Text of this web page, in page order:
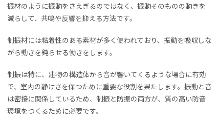
振材のように振動をさえぎるのではなく、振動そのものの動きを
減らして、共鳴や反響を抑える方法です。
制振材には粘着性のある素材が多く使われており、振動を吸収しな
がら動きを鈍らせる働きをします。
制振は特に、建物の構造体から音が響いてくるような場合に有効
で、室内の静けさを保つために重要な役割を果たします。振動と音
は密接に関係しているため、制振と防振の両方が、質の高い防音
環境をつくるために必要です。